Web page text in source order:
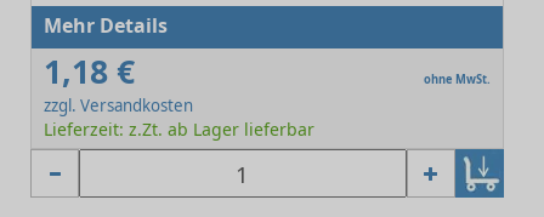
Mehr Details
1,18 € ohne MwSt.
zzgl. Versandkosten
Lieferzeit: z.Zt. ab Lager lieferbar